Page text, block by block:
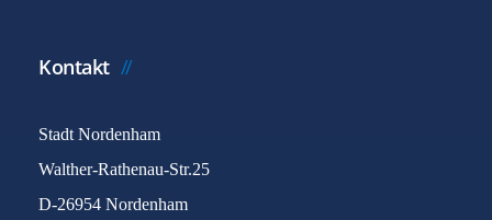
Kontakt
Stadt Nordenham
Walther-Rathenau-Str.25
D-26954 Nordenham